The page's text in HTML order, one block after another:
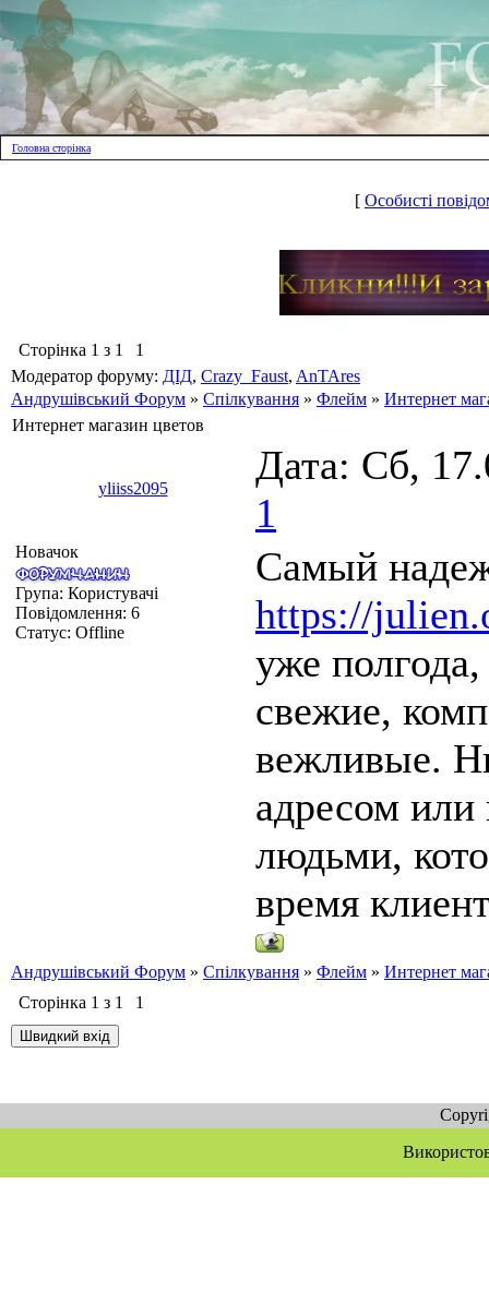
Головна сторінка
[ Особисті
Сторінка 1 з 1
1
Модератор форуму: ДІД, Crazy_Faust, AnTAres
Андрушівський Форум » Спілкування » Флейм » Интернет
Интернет магазин цветов
yliiss2095
Дата: Сб,
1
Новачок
Група: Користувачі
Повідомлення: 6
Статус: Offline
Самый
https://
уже
свежие,
вежливые.
адресом или
людьми,
время
Андрушівський Форум » Спілкування » Флейм » Интернет
Сторінка 1 з 1 1